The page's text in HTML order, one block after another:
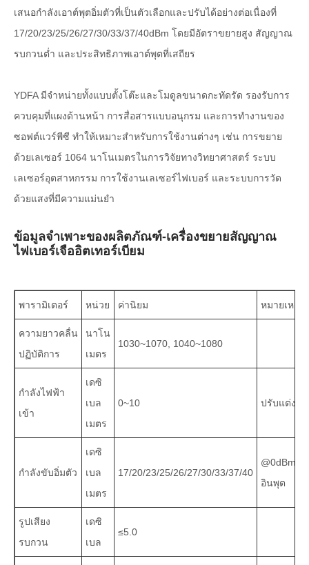
เสนอกำลังเอาต์พุตอิ่มตัวที่เป็นตัวเลือกและปรับได้อย่างต่อเนื่องที่
17/20/23/25/26/27/30/33/37/40dBm โดยมีอัตราขยายสูง สัญญาณ
รบกวนต่ำ และประสิทธิภาพเอาต์พุตที่เสถียร
YDFA มีจำหน่ายทั้งแบบตั้งโต๊ะและโมดูลขนาดกะทัดรัด รองรับการ
ควบคุมที่แผงด้านหน้า การสื่อสารแบบอนุกรม และการทำงานของ
ซอฟต์แวร์พีซี ทำให้เหมาะสำหรับการใช้งานต่างๆ เช่น การขยาย
ด้วยเลเซอร์ 1064 นาโนเมตรในการวิจัยทางวิทยาศาสตร์ ระบบ
เลเซอร์อุตสาหกรรม การใช้งานเลเซอร์ไฟเบอร์ และระบบการวัด
ด้วยแสงที่มีความแม่นยำ
ข้อมูลจำเพาะของผลิตภัณฑ์-เครื่องขยายสัญญาณ
ไฟเบอร์เจืออิตเทอร์เบียม
พารามิเตอร์ หน่วย ค่านิยม หมายเหตุ
ความยาวคลื่น
ปฏิบัติการ
นาโน
เมตร
1030~1070, 1040~1080
กำลังไฟฟ้า
เข้า
เดซิ
เบล
เมตร
0~10 ปรับแต่งได้
กำลังขับอิ่มตัว
เดซิ
เบล
เมตร
17/20/23/25/26/27/30/33/37/40
@0dBm
อินพุต
รูปเสียง
รบกวน
เดซิ
เบล
≤5.0